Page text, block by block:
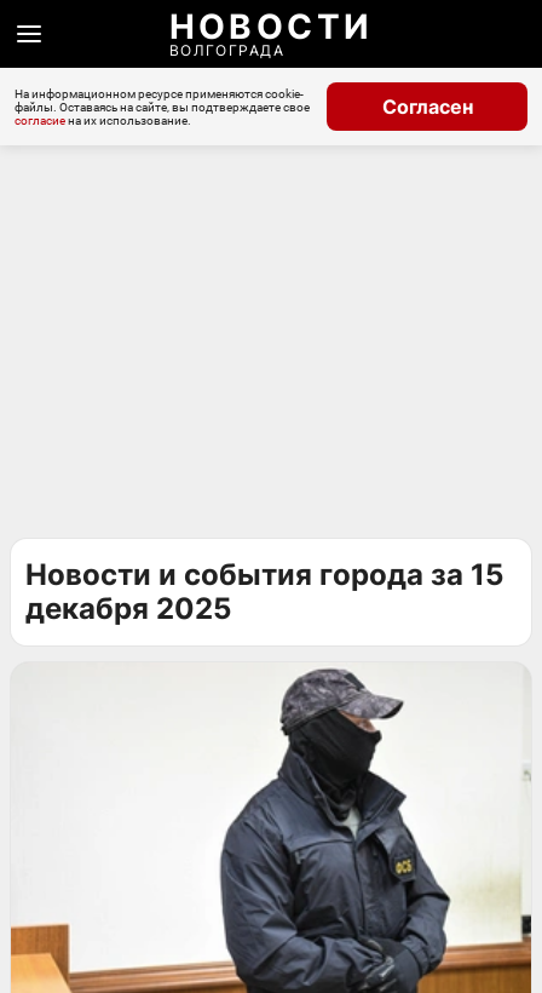
НОВОСТИ
ВОЛГОГРАДА
На информационном ресурсе применяются cookie-
файлы. Оставаясь на сайте, вы подтверждаете свое
согласиена их использование.
Согласен
Новости и события города за 15
декабря 2025